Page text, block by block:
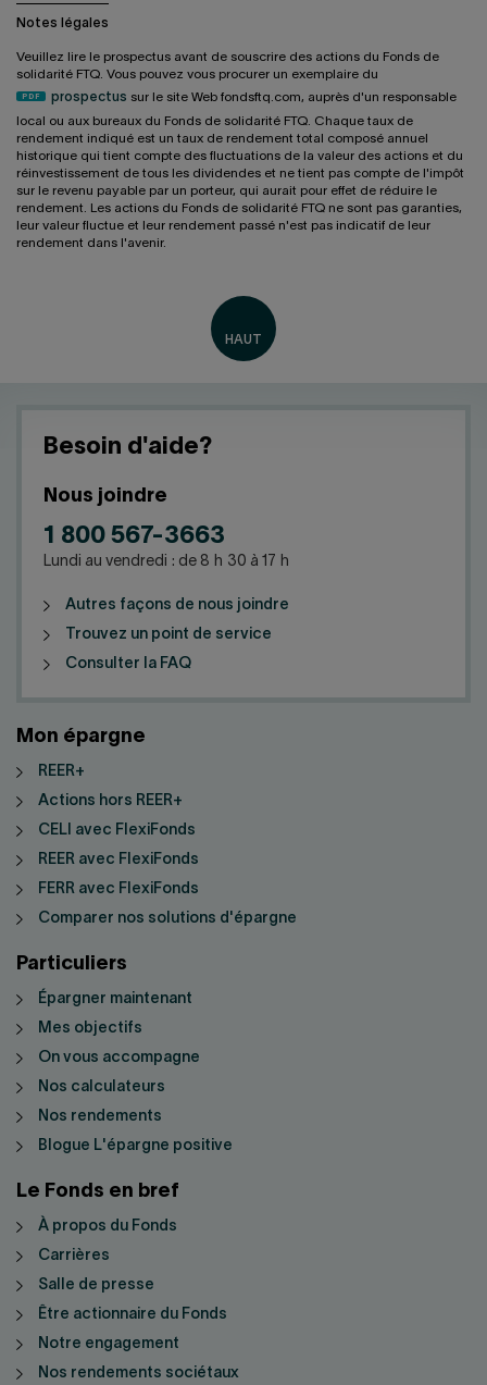
Notes légales
Veuillez lire le prospectus avant de souscrire des actions du Fonds de
solidarité FTQ. Vous pouvez vous procurer un exemplaire du
prospectus sur le site Web fondsftq.com, auprès d'un responsable
local ou aux bureaux du Fonds de solidarité FTQ. Chaque taux de
rendement indiqué est un taux de rendement total composé annuel
historique qui tient compte des fluctuations de la valeur des actions et du
réinvestissement de tous les dividendes et ne tient pas compte de l'impôt
sur le revenu payable par un porteur, qui aurait pour effet de réduire le
rendement. Les actions du Fonds de solidarité FTQ ne sont pas garanties,
leur valeur fluctue et leur rendement passé n'est pas indicatif de leur
rendement dans l'avenir.
Besoin d'aide?
Nous joindre
1 800 567-3663
Lundi au vendredi : de 8 h 30 à 17 h
Autres façons de nous joindre
Trouvez un point de service
Consulter la FAQ
Mon épargne
REER+
Actions hors REER+
CELI avec FlexiFonds
REER avec FlexiFonds
FERR avec FlexiFonds
Comparer nos solutions d'épargne
Particuliers
Épargner maintenant
Mes objectifs
On vous accompagne
Nos calculateurs
Nos rendements
Blogue L'épargne positive
Le Fonds en bref
À propos du Fonds
Carrières
Salle de presse
Être actionnaire du Fonds
Notre engagement
Nos rendements sociétaux